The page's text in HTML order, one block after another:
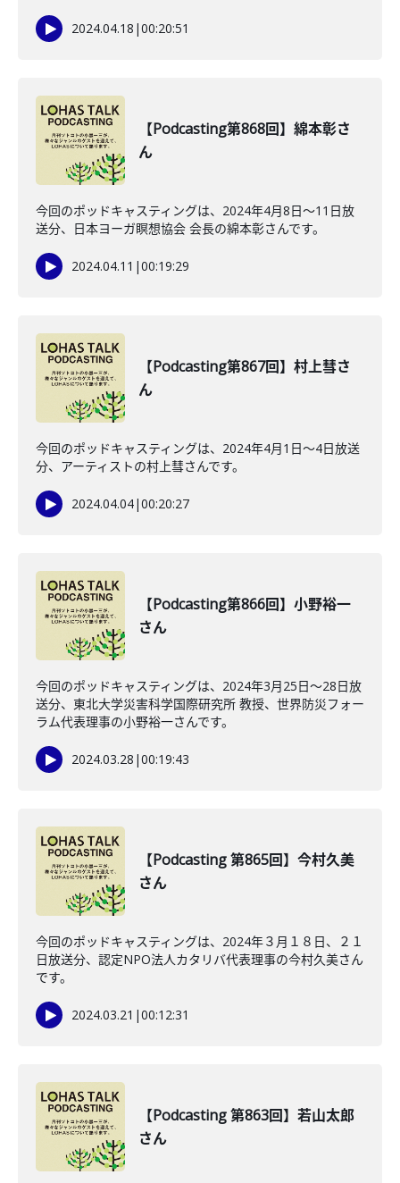
2024.04.18 |00:20:51
【Podcasting第868回】綿本彰さ
ん
今回のポッドキャスティングは、2024年4月8日〜11日放
送分、日本ヨーガ瞑想協会 会長の綿本彰さんです。
2024.04.11 |00:19:29
【Podcasting第867回】村上彗さ
ん
今回のポッドキャスティングは、2024年4月1日〜4日放送
分、アーティストの村上彗さんです。
2024.04.04|00:20:27
【Podcasting第866回】小野裕一
さん
今回のポッドキャスティングは、2024年3月25日〜28日放
送分、東北大学災害科学国際研究所 教授、世界防災フォー
ラム代表理事の小野裕一さんです。
2024.03.28 |00:19:43
【Podcasting 第865回】今村久美
さん
今回のポッドキャスティングは、2024年３月１８日、２１
日放送分、認定NPO法人カタリバ代表理事の今村久美さん
です。
2024.03.21 |00:12:31
【Podcasting 第863回】若山太郎
さん